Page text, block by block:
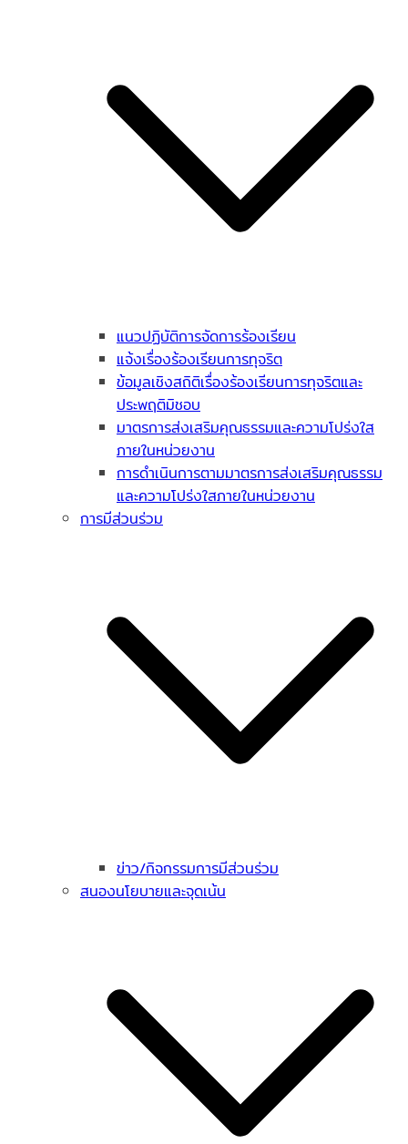
แนวปฏิบัติการจัดการร้องเรียน
แจ้งเรื่องร้องเรียนการทุจริต
ข้อมูลเชิงสถิติเรื่องร้องเรียนการทุจริตและ
ประพฤติมิชอบ
มาตรการส่งเสริมคุณธรรมและความโปร่งใส
ภายในหน่วยงาน
การดำเนินการตามมาตรการส่งเสริมคุณธรรม
และความโปร่งใสภายในหน่วยงาน
การมีส่วนร่วม
ข่าว/กิจกรรมการมีส่วนร่วม
สนองนโยบายและจุดเน้น